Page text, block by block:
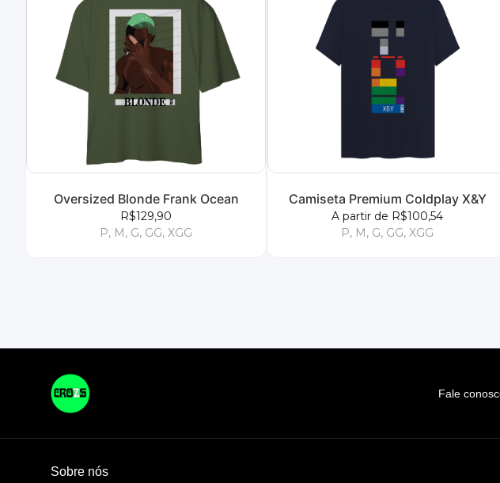
Oversized Blonde Frank Ocean
R$129,90
P, M, G, GG, XGG
Camiseta Premium Coldplay X&Y
A partir de R$100,54
P, M, G, GG, XGG
Fale
Sobre nós